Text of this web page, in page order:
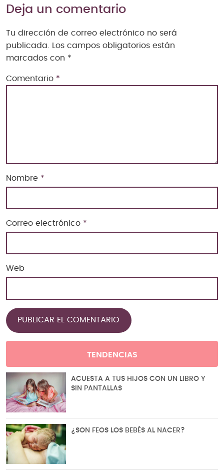
Deja un comentario
Tu dirección de correo electrónico no será
publicada. Los campos obligatorios están
marcados con *
Comentario *
Nombre *
Correo electrónico *
Web
TENDENCIAS
ACUESTA A TUS HIJOS CON UN LIBRO Y
SIN PANTALLAS
¿SON FEOS LOS BEBÉS AL NACER?